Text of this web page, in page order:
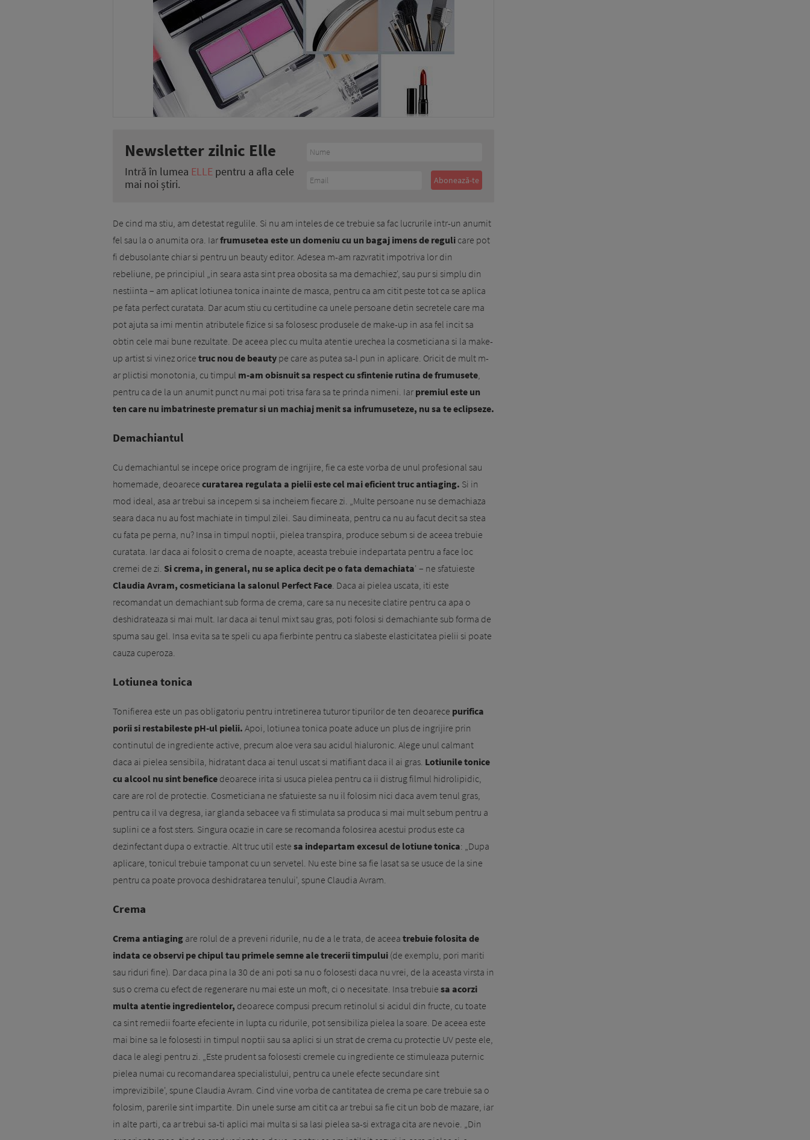
Newsletter zilnic Elle
Intră în lumea ELLE pentru a afla cele
mai noi știri.
De cind ma stiu, am detestat re­gulile. Si nu am inteles de ce trebuie sa fac lucrurile intr-un anumit
fel sau la o anumita ora. Iarfrumusetea este un domeniu cu un bagaj imens de reguli care pot
fi debusolante chiar si pentru un beauty editor. Adesea m-am razvratit impotriva lor din
rebeliune, pe princi­piul „in seara asta sint prea obosita sa ma demachiez', sau pur si simplu din
nestiinta – am aplicat lotiunea tonica inainte de masca, pentru ca am citit peste tot ca se aplica
pe fata perfect curatata. Dar acum stiu cu certitudine ca unele persoane detin secretele care ma
pot ajuta sa imi mentin atributele fizice si sa folo­sesc produsele de make-up in asa fel incit sa
obtin cele mai bune rezultate. De aceea plec cu multa atentie urechea la cosmeticiana si la make-
up artist si vinez orice truc nou de beauty pe care as putea sa-l pun in aplicare. Oricit de mult m-
ar plictisi monotonia, cu timpul m-am obisnuit sa respect cu sfintenie rutina de frumusete,
pentru ca de la un anumit punct nu mai poti trisa fara sa te prinda nimeni. Iar pre­miul este un
ten care nu imbatrineste prematur si un machiaj menit sa infrumuseteze, nu sa te eclipseze.
Demachiantul
Cu demachiantul se incepe orice program de ingrijire, fie ca este vorba de unul profesional sau
homemade, deoarece cu­ratarea regulata a pielii este cel mai eficient truc antiaging. Si in
mod ideal, asa ar trebui sa in­cepem si sa incheiem fiecare zi. „Multe persoane nu se dema­chiaza
seara daca nu au fost machiate in timpul zilei. Sau dimineata, pentru ca nu au facut decit sa stea
cu fata pe perna, nu? Insa in timpul noptii, pielea transpira, produce sebum si de aceea trebuie
curatata. Iar daca ai folosit o crema de noap­te, aceasta trebuie indepartata pentru a face loc
cremei de zi. Si crema, in general, nu se aplica decit pe o fata demachiata' – ne sfa­tuieste
Claudia Avram, cosmeticiana la salonul Perfect Face. Daca ai pielea uscata, iti este
recomandat un demachiant sub forma de crema, care sa nu necesite clatire pentru ca apa o
deshidrateaza si mai mult. Iar daca ai tenul mixt sau gras, poti folosi si demachiante sub forma de
spuma sau gel. Insa evita sa te speli cu apa fierbinte pentru ca slabeste elasticitatea pielii si poate
cauza cuperoza.
Lotiunea tonica
Tonifierea este un pas obli­gatoriu pentru intreti­ne­rea tuturor tipurilor de ten deoa­­rece purifica
porii si res­tabileste pH-ul pielii. Apoi, lo­tiunea tonica poate adu­ce un plus de ingrijire prin
continutul de ingrediente ac­­tive, precum aloe vera sau acidul hialuronic. Ale­ge unul calmant
daca ai pi­elea sensibila, hidratant daca ai tenul uscat si matifiant daca il ai gras. Lotiunile tonice
cu alcool nu sint benefice deoarece irita si usuca pielea pentru ca ii distrug filmul hidrolipidic,
care are rol de pro­tectie. Cosme­ticiana ne sfatuieste sa nu il folosim nici daca avem tenul gras,
pentru ca il va degresa, iar glanda sebacee va fi stimulata sa produca si mai mult sebum pentru a
suplini ce a fost sters. Singura ocazie in care se recomanda folo­sirea acestui produs este ca
dezinfectant dupa o extractie. Alt truc util este sa indepar­tam excesul de lotiune tonica: „Dupa
aplicare, tonicul trebuie tamponat cu un servetel. Nu este bine sa fie lasat sa se usuce de la sine
pentru ca poate provoca deshidratarea tenului', spune Claudia Avram.
Crema
Crema antiaging are rolul de a preveni ridurile, nu de a le trata, de aceea trebuie folosita de
indata ce observi pe chipul tau primele semne ale trecerii timpului (de exemplu, pori mariti
sau riduri fine). Dar daca pina la 30 de ani poti sa nu o folosesti daca nu vrei, de la aceasta virsta in
sus o crema cu efect de regenerare nu mai este un moft, ci o necesitate. Insa trebuie sa acorzi
multa atentie ingredientelor, deoarece compusi precum retinolul si acidul din fructe, cu toate
ca sint remedii foarte efeciente in lupta cu ridurile, pot sensibiliza pielea la soare. De aceea este
mai bine sa le folosesti in timpul noptii sau sa aplici si un strat de crema cu protectie UV peste ele,
daca le alegi pentru zi. „Este prudent sa folosesti cremele cu ingrediente ce sti­muleaza puternic
pielea numai cu recomandarea specialistului, pentru ca unele efecte secundare sint
imprevizibile', spune Claudia Avram. Cind vine vorba de cantitatea de crema pe care trebuie sa o
folosim, parerile sint impartite. Din unele surse am citit ca ar trebui sa fie cit un bob de mazare, iar
in alte parti, ca ar trebui sa-ti aplici mai multa si sa lasi pielea sa-si extraga cita are nevoie. „Din